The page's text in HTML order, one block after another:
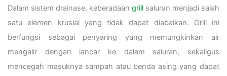
Dalam sistem drainase, keberadaan grill saluran menjadi salah
satu elemen krusial yang tidak dapat diabaikan. Grill ini
berfungsi sebagai penyaring yang memungkinkan air
mengalir dengan lancar ke dalam saluran, sekaligus
mencegah masuknya sampah atau benda asing yang dapat